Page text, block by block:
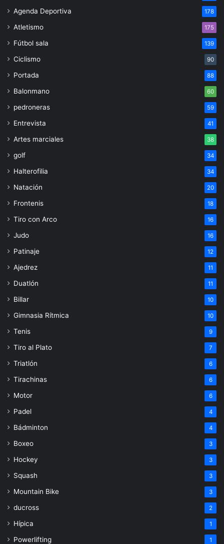
Agenda Deportiva 178
Atletismo 175
Fútbol sala 139
Ciclismo 90
Portada 88
Balonmano 60
pedroneras 59
Entrevista 41
Artes marciales 38
golf 34
Halterofilia 34
Natación 20
Frontenis 18
Tiro con Arco 16
Judo 16
Patinaje 12
Ajedrez 11
Duatlón 11
Billar 10
Gimnasia Rítmica 10
Tenis 9
Tiro al Plato 7
Triatlón 6
Tirachinas 6
Motor 6
Padel 4
Bádminton 4
Boxeo 3
Hockey 3
Squash 3
Mountain Bike 3
ducross 2
Hípica 1
Powerlifting 1